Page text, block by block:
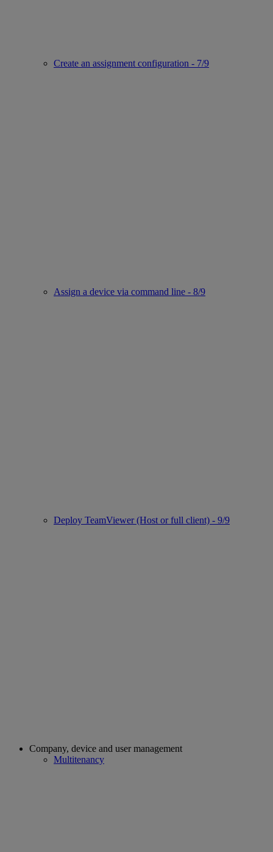
Create an assignment configuration - 7/9
Assign a device via command line - 8/9
Deploy TeamViewer (Host or full client) - 9/9
Company, device and user management
Multitenancy